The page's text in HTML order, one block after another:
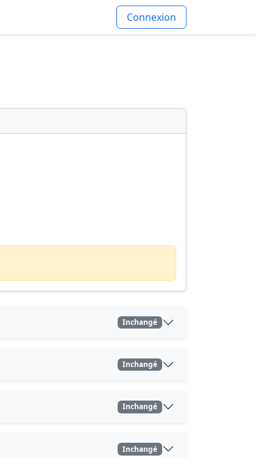
Connexion
Inchangé
Inchangé
Inchangé
Inchangé